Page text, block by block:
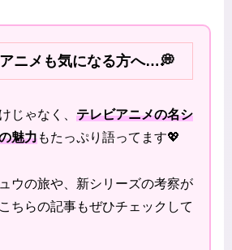
ニメも気になる方へ…💭
じゃなく、 テレビアニメの名シ
魅力もたっぷり語ってます💖
ウの旅や、新シリーズの考察が
ちらの記事もぜひチェックして